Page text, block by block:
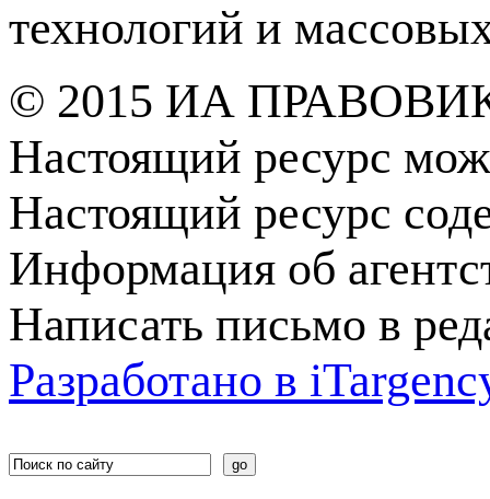
технологий и
© 2015 ИА
Настоящий ресурс
Настоящий ресурс
Информация об
Написать письмо в
Разработано в i